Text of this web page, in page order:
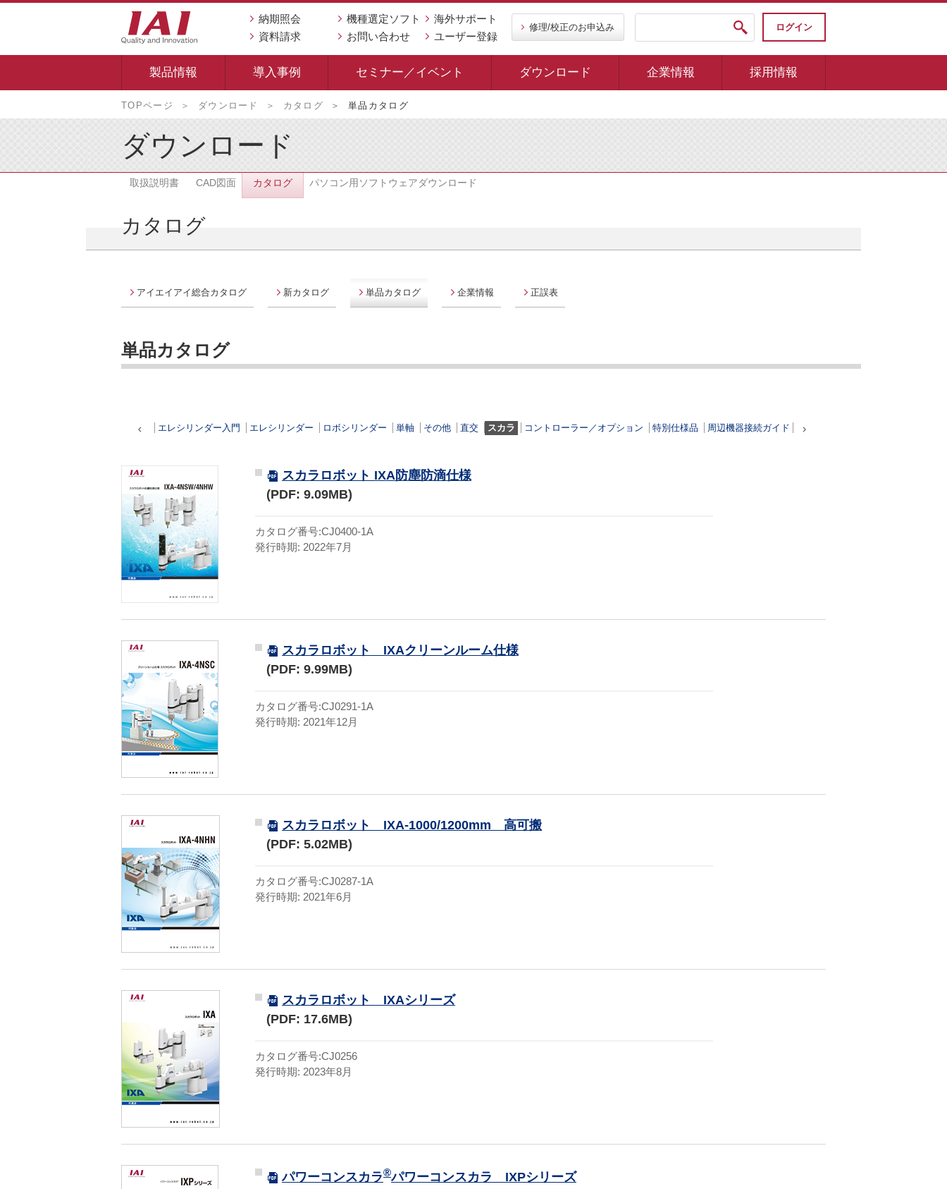
文
納期照会 機種選定ソフト
海外サポート
資料請求
お問い合わせ ユーザー登録
修理/校正のお申込み ログイン
製品情報 導入事例 セミナー／イベント ダウンロード 企業情報 採用情報
TOPページ ダウンロード カタログ 単品カタログ
ダウンロード
取扱説明書 CAD図面 カタログ パソコン用ソフトウェアダウンロード
カタログ
アイエイアイ総合カタログ 新カタログ 単品カタログ 企業情報 正誤表
単品カタログ
エレシリンダー入門 エレシリンダー ロボシリンダー 単軸 その他 直交 スカラ コントローラー／オプション 特別仕様品 周辺機器接続ガイド
スカラロボット IXA防塵防滴仕様
(PDF: 9.09MB)
カタログ番号:CJ0400-1A
発行時期: 2022年7月
スカラロボット IXAクリーンルーム仕様
(PDF: 9.99MB)
カタログ番号:CJ0291-1A
発行時期: 2021年12月
スカラロボット IXA-1000/1200mm 高可搬
(PDF: 5.02MB)
カタログ番号:CJ0287-1A
発行時期: 2021年6月
スカラロボット IXAシリーズ
(PDF: 17.6MB)
カタログ番号:CJ0256
発行時期: 2023年8月
パワーコンスカラ®パワーコンスカラ IXPシリーズ